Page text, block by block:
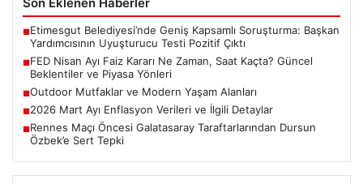
■Etimesgut Belediyesi’nde Geniş Kapsamlı Soruşturma: Başkan
Yardımcısının Uyuşturucu Testi Pozitif Çıktı
■FED Nisan Ayı Faiz Kararı Ne Zaman, Saat Kaçta? Güncel
Beklentiler ve Piyasa Yönleri
■Outdoor Mutfaklar ve Modern Yaşam Alanları
■2026 Mart Ayı Enflasyon Verileri ve İlgili Detaylar
■Rennes Maçı Öncesi Galatasaray Taraftarlarından Dursun
Özbek’e Sert Tepki